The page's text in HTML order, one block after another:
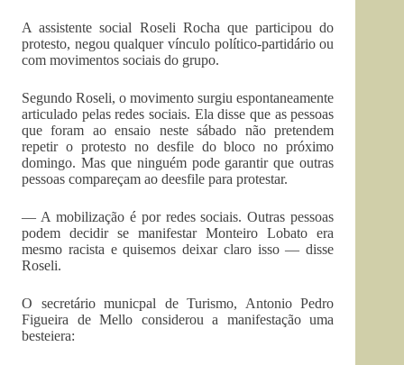
A assistente social Roseli Rocha que participou do
protesto, negou qualquer vínculo político-partidário ou
com movimentos sociais do grupo.
Segundo Roseli, o movimento surgiu espontaneamente
articulado pelas redes sociais. Ela disse que as pessoas
que foram ao ensaio neste sábado não pretendem
repetir o protesto no desfile do bloco no próximo
domingo. Mas que ninguém pode garantir que outras
pessoas compareçam ao deesfile para protestar.
— A mobilização é por redes sociais. Outras pessoas
podem decidir se manifestar Monteiro Lobato era
mesmo racista e quisemos deixar claro isso — disse
Roseli.
O secretário municpal de Turismo, Antonio Pedro
Figueira de Mello considerou a manifestação uma
besteiera: